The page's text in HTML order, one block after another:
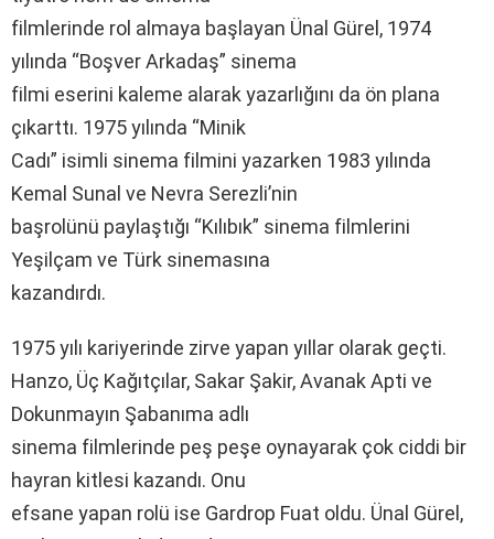
filmlerinde rol almaya başlayan Ünal Gürel, 1974
yılında “Boşver Arkadaş” sinema
filmi eserini kaleme alarak yazarlığını da ön plana
çıkarttı. 1975 yılında “Minik
Cadı” isimli sinema filmini yazarken 1983 yılında
Kemal Sunal ve Nevra Serezli’nin
başrolünü paylaştığı “Kılıbık” sinema filmlerini
Yeşilçam ve Türk sinemasına
kazandırdı.
1975 yılı kariyerinde zirve yapan yıllar olarak geçti.
Hanzo, Üç Kağıtçılar, Sakar Şakir, Avanak Apti ve
Dokunmayın Şabanıma adlı
sinema filmlerinde peş peşe oynayarak çok ciddi bir
hayran kitlesi kazandı. Onu
efsane yapan rolü ise Gardrop Fuat oldu. Ünal Gürel,